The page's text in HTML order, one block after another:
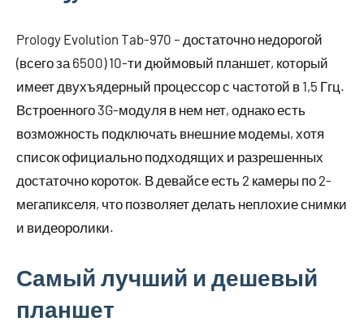
Prology Evolution Tab-970 – достаточно недорогой
(всего за 6500) 10-ти дюймовый планшет, который
имеет двухъядерный процессор с частотой в 1,5 Ггц.
Встроенного 3G-модуля в нем нет, однако есть
возможность подключать внешние модемы, хотя
список официально подходящих и разрешенных
достаточно короток. В девайсе есть 2 камеры по 2-
мегапикселя, что позволяет делать неплохие снимки
и видеоролики.
Самый лучший и дешевый
планшет